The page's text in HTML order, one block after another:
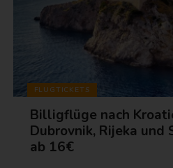
FLUGTICKETS
Billigflüge nach
Dubrovnik, Rijeka und
ab 16€